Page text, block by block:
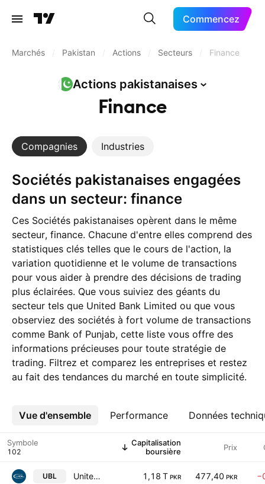
Commencez
Marchés Pakistan Actions Secteurs Finance
Actions pakistanaises
Finance
Compagnies Industries
Sociétés pakistanaises engagées
dans un secteur: finance
Ces Sociétés pakistanaises opèrent dans le même
secteur, finance. Chacune d'entre elles comprend des
statistiques clés telles que le cours de l'action, la
variation quotidienne et le volume de transactions
pour vous aider à prendre des décisions de trading
plus éclairées. Que vous suiviez des géants du
secteur tels que United Bank Limited ou que vous
observiez des sociétés à fort volume de transactions
comme Bank of Punjab, cette liste vous offre des
informations précieuses pour toute stratégie de
trading. Filtrez et comparez les entreprises et restez
au fait des tendances du marché en toute simplicité.
Vue d'ensemble Performance Données
Plus
Symbole
Capitalisation
boursière
Prix
UBL United Bank Limited 1,18 T PKR 477,40 PKR